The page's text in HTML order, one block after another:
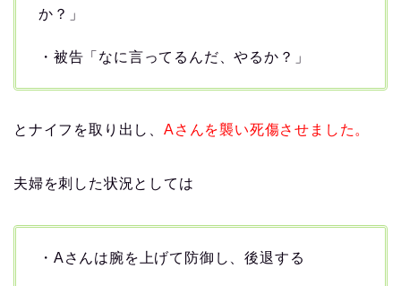
か？」
・被告「なに言ってるんだ、やるか？」
とナイフを取り出し、 Aさんを襲い死傷させました。
夫婦を刺した状況としては
・Aさんは腕を上げて防御し、後退する